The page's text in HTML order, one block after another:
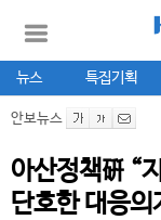
뉴스 특집기획
안보뉴스
아산정책硏 “
단호한 대응의